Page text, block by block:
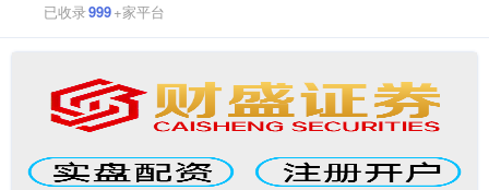
已收录999+家平台